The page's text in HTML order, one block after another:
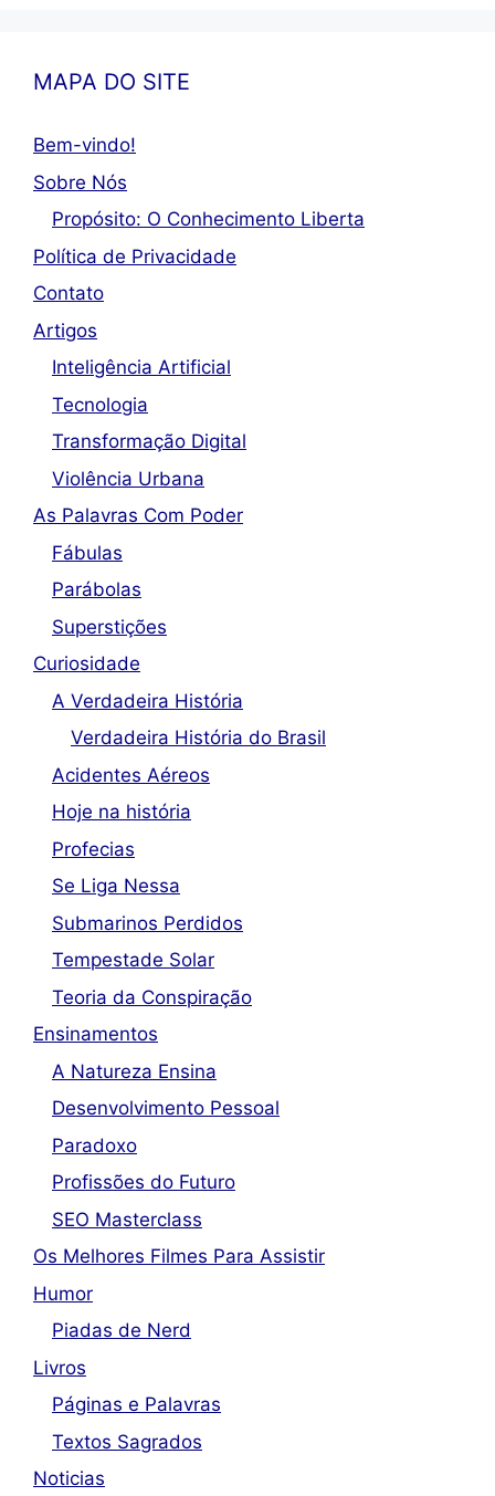
MAPA DO SITE
Bem-vindo!
Sobre Nós
Propósito: O Conhecimento Liberta
Política de Privacidade
Contato
Artigos
Inteligência Artificial
Tecnologia
Transformação Digital
Violência Urbana
As Palavras Com Poder
Fábulas
Parábolas
Superstições
Curiosidade
A Verdadeira História
Verdadeira História do Brasil
Acidentes Aéreos
Hoje na história
Profecias
Se Liga Nessa
Submarinos Perdidos
Tempestade Solar
Teoria da Conspiração
Ensinamentos
A Natureza Ensina
Desenvolvimento Pessoal
Paradoxo
Profissões do Futuro
SEO Masterclass
Os Melhores Filmes Para Assistir
Humor
Piadas de Nerd
Livros
Páginas e Palavras
Textos Sagrados
Noticias